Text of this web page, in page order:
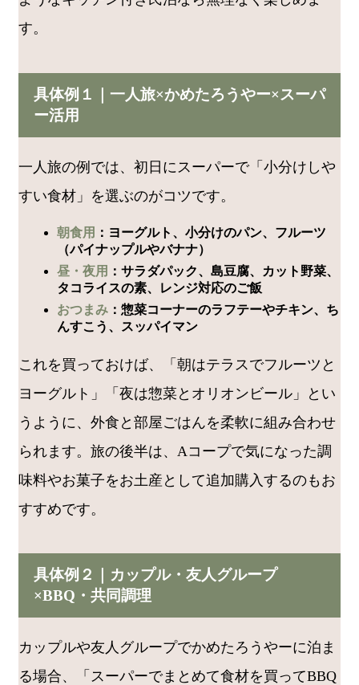
す。
具体例１｜一人旅×かめたろうやー×スーパ
ー活用
一人旅の例では、初日にスーパーで「小分けしや
すい食材」を選ぶのがコツです。
朝食用 ：ヨーグルト、小分けのパン、フルーツ
（パイナップルやバナナ）
昼・夜用 ：サラダパック、島豆腐、カット野菜、
タコライスの素、レンジ対応のご飯
おつまみ ：惣菜コーナーのラフテーやチキン、ち
んすこう、スッパイマン
これを買っておけば、「朝はテラスでフルーツと
ヨーグルト」「夜は惣菜とオリオンビール」とい
うように、外食と部屋ごはんを柔軟に組み合わせ
られます。旅の後半は、Aコープで気になった調
味料やお菓子をお土産として追加購入するのもお
すすめです。
具体例２｜カップル・友人グループ
×BBQ・共同調理
カップルや友人グループでかめたろうやーに泊ま
る場合、「スーパーでまとめて食材を買ってBBQ